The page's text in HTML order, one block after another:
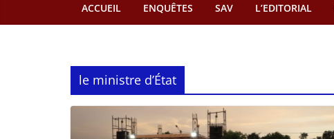
ACCUEIL ENQUÊTES SAV L’EDITORIAL
le ministre d’État